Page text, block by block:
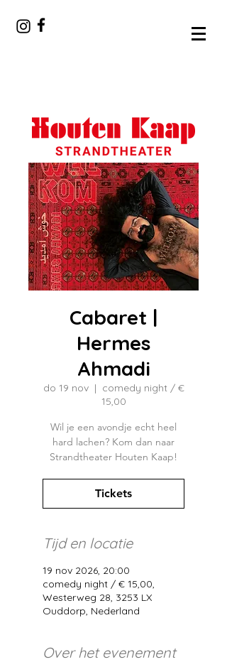
Cabaret |
Hermes
Ahmadi
do 19 nov
  |
comedy night / €
15,00
Wil je een avondje echt heel
hard lachen? Kom dan naar
Strandtheater Houten Kaap!
Tickets
Tijd en locatie
19 nov 2026, 20:00
comedy night / € 15,00,
Westerweg 28, 3253 LX
Ouddorp, Nederland
Over het evenement